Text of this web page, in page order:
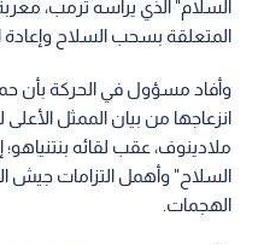
السلام" الذي يرأسه ترمب،
المتعلقة بسحب السلاح وإعادة
وأفاد مسؤول في الحركة بأن
انزعاجها من بيان الممثل
ملادينوف، عقب لقائه
السلاح" وأهمل التزامات جيش
الهجمات.